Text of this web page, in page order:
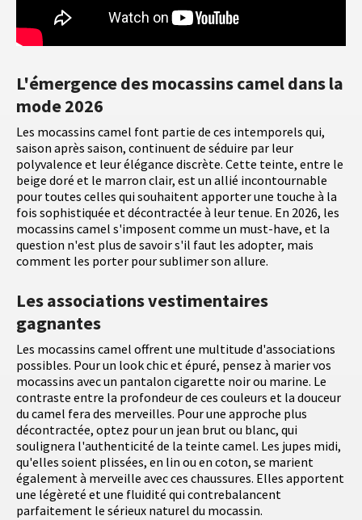
L'émergence des mocassins camel dans la
mode 2026
Les mocassins camel font partie de ces intemporels qui,
saison après saison, continuent de séduire par leur
polyvalence et leur élégance discrète. Cette teinte, entre le
beige doré et le marron clair, est un allié incontournable
pour toutes celles qui souhaitent apporter une touche à la
fois sophistiquée et décontractée à leur tenue. En 2026, les
mocassins camel s'imposent comme un must-have, et la
question n'est plus de savoir s'il faut les adopter, mais
comment les porter pour sublimer son allure.
Les associations vestimentaires
gagnantes
Les mocassins camel offrent une multitude d'associations
possibles. Pour un look chic et épuré, pensez à marier vos
mocassins avec un pantalon cigarette noir ou marine. Le
contraste entre la profondeur de ces couleurs et la douceur
du camel fera des merveilles. Pour une approche plus
décontractée, optez pour un jean brut ou blanc, qui
soulignera l'authenticité de la teinte camel. Les jupes midi,
qu'elles soient plissées, en lin ou en coton, se marient
également à merveille avec ces chaussures. Elles apportent
une légèreté et une fluidité qui contrebalancent
parfaitement le sérieux naturel du mocassin.